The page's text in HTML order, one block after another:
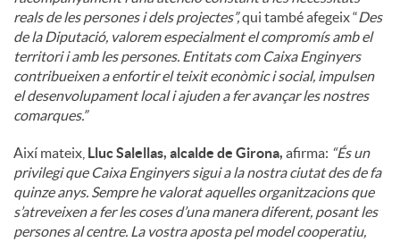
reals de les persones i dels projectes”,qui també afegeix “Des
de la Diputació, valorem especialment el compromís amb el
territori i amb les persones. Entitats com Caixa Enginyers
contribueixen a enfortir el teixit econòmic i social, impulsen
el desenvolupament local i ajuden a fer avançar les nostres
comarques.”
Així mateix, Lluc Salellas, alcalde de Girona, afirma: “És un
privilegi que Caixa Enginyers sigui a la nostra ciutat des de fa
quinze anys. Sempre he valorat aquelles organitzacions que
s’atreveixen a fer les coses d’una manera diferent, posant les
persones al centre. La vostra aposta pel model cooperatiu,